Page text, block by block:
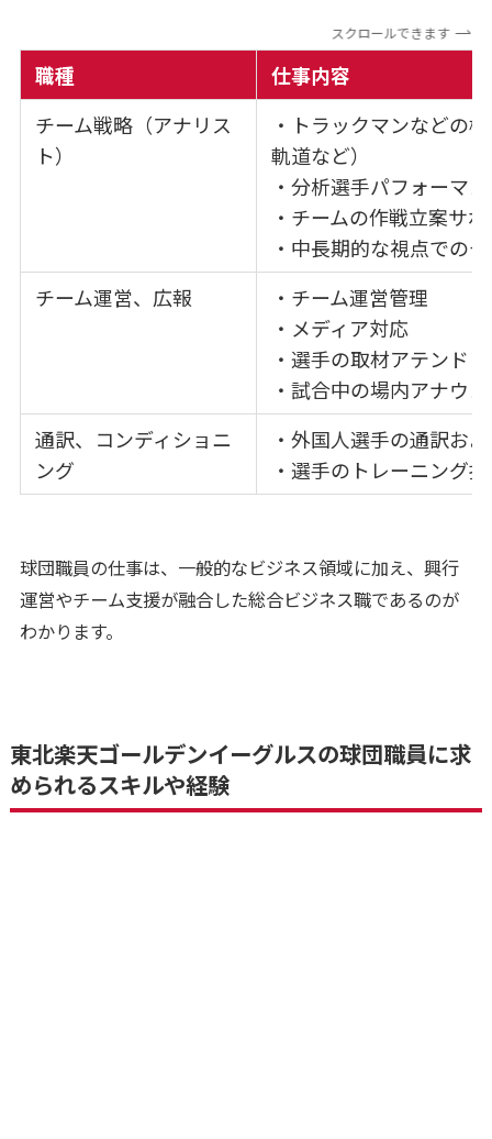
スクロールできます
職種
仕事内容
チーム戦略（アナリス
ト）
・トラックマンなどの
軌道など）
・分析選手パフォーマ
・チームの作戦立案サ
・中長期的な視点での
チーム運営、広報
・チーム運営管理
・メディア対応
・選手の取材アテンド
・試合中の場内アナウ
通訳、コンディショニ
ング
・外国人選手の通訳お
・選手のトレーニング
球団職員の仕事は、一般的なビジネス領域に加え、興行
運営やチーム支援が融合した総合ビジネス職であるのが
わかります。
東北楽天ゴールデンイーグルスの球団職員に求
められるスキルや経験